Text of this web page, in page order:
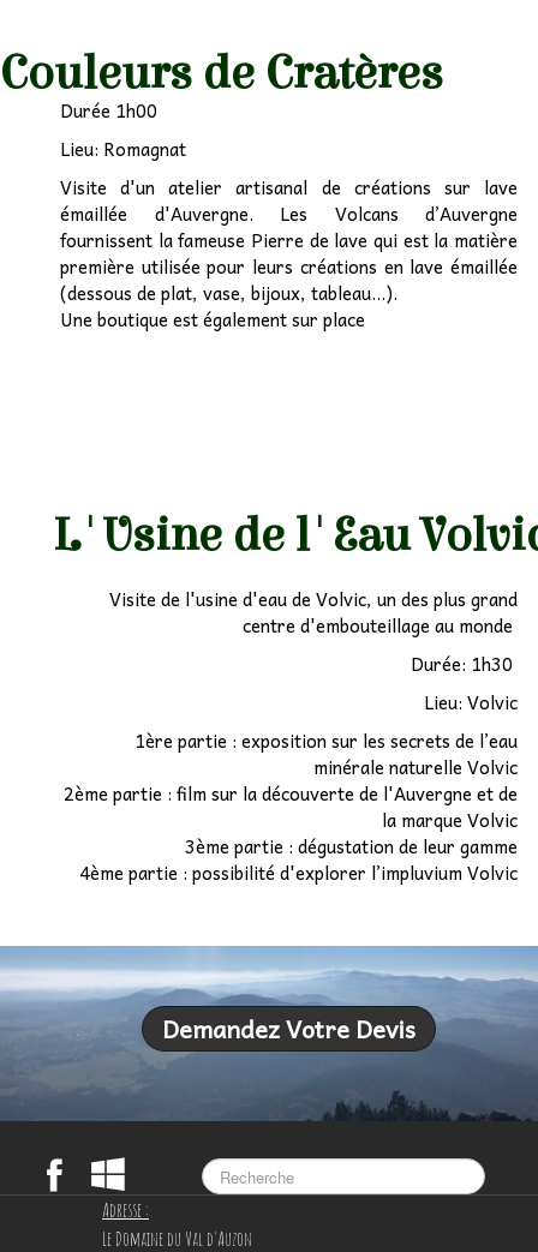
Couleurs de Cratères
Durée 1h00
Lieu: Romagnat
Visite d'un atelier artisanal de créations sur lave
émaillée d'Auvergne. Les Volcans d’Auvergne
fournissent la fameuse Pierre de lave qui est la matière
première utilisée pour leurs créations en lave émaillée
(dessous de plat, vase, bijoux, tableau...).
Une boutique est également sur place
L'Usine de l'Eau
Visite de l'usine d'eau de Volvic, un des plus grand
centre d'embouteillage au monde
Durée: 1h30
Lieu: Volvic
1ère partie : exposition sur les secrets de l’eau
minérale naturelle Volvic
2ème partie : film sur la découverte de l'Auvergne et de
la marque Volvic
3ème partie : dégustation de leur gamme
4ème partie : possibilité d'explorer l’impluvium Volvic
Demandez Votre Devis
Adresse :
Le Domaine du Val d'Auzon